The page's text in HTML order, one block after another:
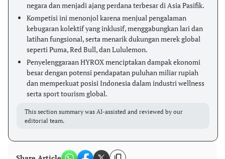
negara dan menjadi ajang perdana terbesar di Asia Pasifik.
Kompetisi ini menonjol karena menjual pengalaman
kebugaran kolektif yang inklusif, menggabungkan lari dan
latihan fungsional, serta menarik dukungan merek global
seperti Puma, Red Bull, dan Lululemon.
Penyelenggaraan HYROX menciptakan dampak ekonomi
besar dengan potensi pendapatan puluhan miliar rupiah
dan memperkuat posisi Indonesia dalam industri wellness
serta sport tourism global.
This section summary was AI-assisted and reviewed by our
editorial team.